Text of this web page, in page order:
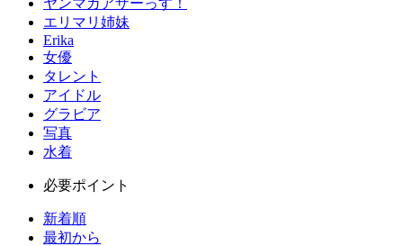
エリマリ姉妹
Erika
女優
タレント
アイドル
グラビア
写真
水着
必要ポイント
新着順
最初から